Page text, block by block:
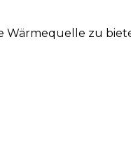
Wärmequelle zu